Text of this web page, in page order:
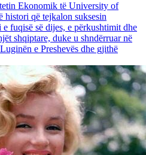
Ekonomik të University of
histori që tejkalon suksesin
fuqisë së dijes, e përkushtimit dhe
shqiptare, duke u shndërruar në
e Preshevës dhe gjithë